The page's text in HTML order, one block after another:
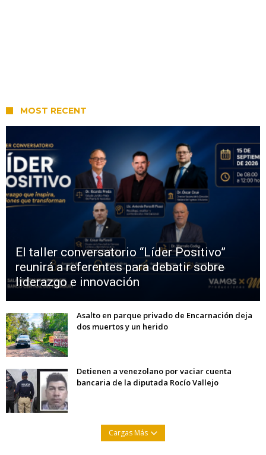
MOST RECENT
El taller conversatorio “Líder Positivo”
reunirá a referentes para debatir sobre
liderazgo e innovación
Asalto en parque privado de Encarnación deja
dos muertos y un herido
Detienen a venezolano por vaciar cuenta
bancaria de la diputada Rocío Vallejo
Cargas Más